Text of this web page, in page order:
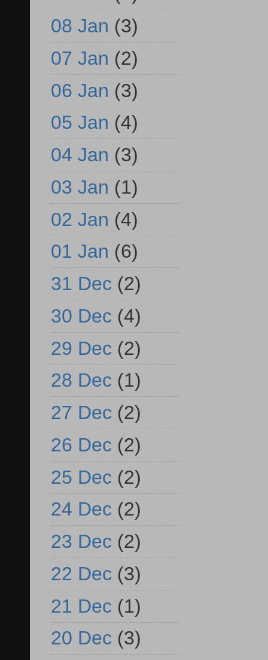
08 Jan (3)
07 Jan (2)
06 Jan (3)
05 Jan (4)
04 Jan (3)
03 Jan (1)
02 Jan (4)
01 Jan (6)
31 Dec (2)
30 Dec (4)
29 Dec (2)
28 Dec (1)
27 Dec (2)
26 Dec (2)
25 Dec (2)
24 Dec (2)
23 Dec (2)
22 Dec (3)
21 Dec (1)
20 Dec (3)